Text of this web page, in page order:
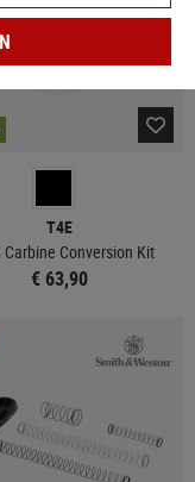
T4E
Carbine Conversion Kit
€ 63,90